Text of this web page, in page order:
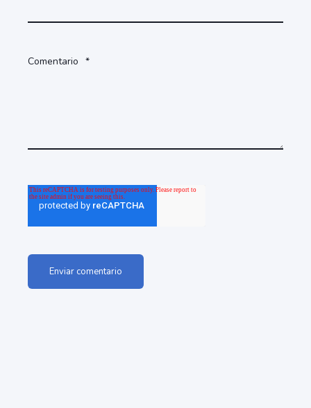
Comentario *